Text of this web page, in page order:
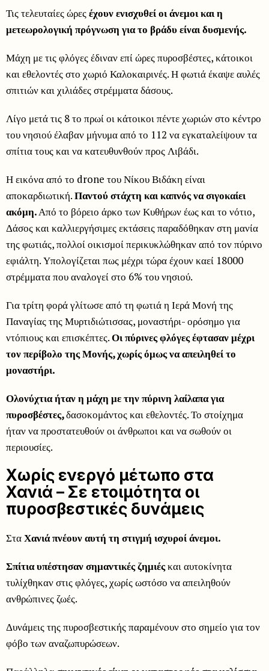
Τις τελευταίες ώρεςέχουν ενισχυθεί οι άνεμοι και η
μετεωρολογική πρόγνωση για το βράδυ είναι δυσμενής.
Μάχη με τις φλόγες έδιναν επί ώρες πυροσβέστες, κάτοικοι
και εθελοντές στο χωριό Καλοκαιρινές. Η φωτιά έκαψε αυλές
σπιτιών και χιλιάδες στρέμματα δάσους.
Λίγο μετά τις 8 το πρωί οι κάτοικοι πέντε χωριών στο κέντρο
του νησιού έλαβαν μήνυμα από το 112 να εγκαταλείψουν τα
σπίτια τους και να κατευθυνθούν προς Λιβάδι.
Η εικόνα από το drone του Νίκου Βιδάκη είναι
αποκαρδιωτική.Παντού στάχτη και καπνός να σιγοκαίει
ακόμη.Από το βόρειο άρκο των Κυθήρων έως και το νότιο,
Δάσος και καλλιεργήσιμες εκτάσεις παραδόθηκαν στη μανία
της φωτιάς, πολλοί οικισμοί περικυκλώθηκαν από τον πύρινο
εφιάλτη. Υπολογίζεται πως μέχρι τώρα έχουν καεί 18000
στρέμματα που αναλογεί στο 6% του νησιού.
Για τρίτη φορά γλίτωσε από τη φωτιά η Ιερά Μονή της
Παναγίας της Μυρτιδιώτισσας, μοναστήρι- ορόσημο για
ντόπιους και επισκέπτες.Οι πύρινες φλόγες έφτασαν μέχρι
τον περίβολο της Μονής, χωρίς όμως να απειληθεί το
μοναστήρι.
Ολονύχτια ήταν η μάχη με την πύρινη λαίλαπα για
πυροσβέστες,δασοκομάντος και εθελοντές. Το στοίχημα
ήταν να προστατευθούν οι άνθρωποι και να σωθούν οι
περιουσίες.
Χωρίς ενεργό μέτωπο στα
Χανιά – Σε ετοιμότητα οι
πυροσβεστικές δυνάμεις
ΣταΧανιά πνέουν αυτή τη στιγμή ισχυροί άνεμοι.
Σπίτια υπέστησαν σημαντικές ζημιέςκαι αυτοκίνητα
τυλίχθηκαν στις φλόγες, χωρίς ωστόσο να απειληθούν
ανθρώπινες ζωές.
Δυνάμεις της πυροσβεστικής παραμένουν στο σημείο για τον
φόβο των αναζωπυρώσεων.